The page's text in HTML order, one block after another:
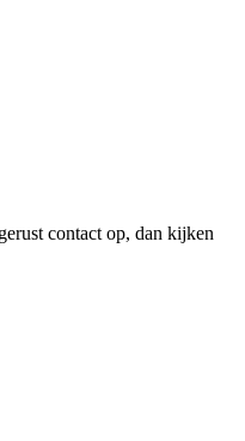
contact op, dan kijken